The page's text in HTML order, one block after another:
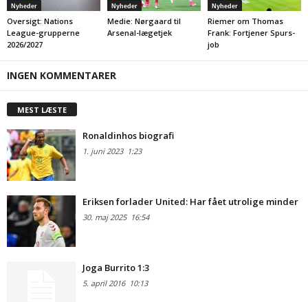
Nyheder
Oversigt: Nations
League-grupperne
2026/2027
Nyheder
Medie: Nørgaard til
Arsenal-lægetjek
Nyheder
Riemer om Thomas
Frank: Fortjener Spurs-
job
INGEN KOMMENTARER
MEST LÆSTE
Ronaldinhos biografi
1. juni 20231:23
Eriksen forlader United: Har fået utrolige minder
30. maj 202516:54
Joga Burrito 1:3
5. april 201610:13